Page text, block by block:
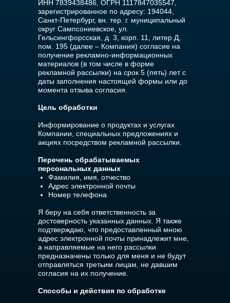
ИНН 7839438486, ОГРН 1117847035547,
зарегистрированное по адресу: 194044,
Санкт-Петербург, вн. тер. г. муниципальный
округ Сампсониевское, ул.
Гельсингфорсская, д. 3, корп. 11, литер Д,
пом. 195 (далее – Компания) согласие на
получение рекламно-информационных
материалов (в том числе в форме
рекламной рассылки) на срок 5 (пять) лет с
даты заполнения настоящей формы или до
момента отзыва согласия.
Цель обработки
Информирование о продуктах и услугах
Компании, специальных предложениях и
акциях посредством рекламной рассылки.
Перечень обрабатываемых
персональных данных
Фамилия, имя, отчество
Адрес электронной почты
Номер телефона
Я беру на себя ответственность за
достоверность указанных данных. Я также
подтверждаю, что предоставленный мною
адрес электронной почты принадлежит мне,
а направляемые на него рассылки
предназначены только для меня и не будут
отправляться третьим лицам, не давшим
согласия на их получение.
Способы и действия по обработке